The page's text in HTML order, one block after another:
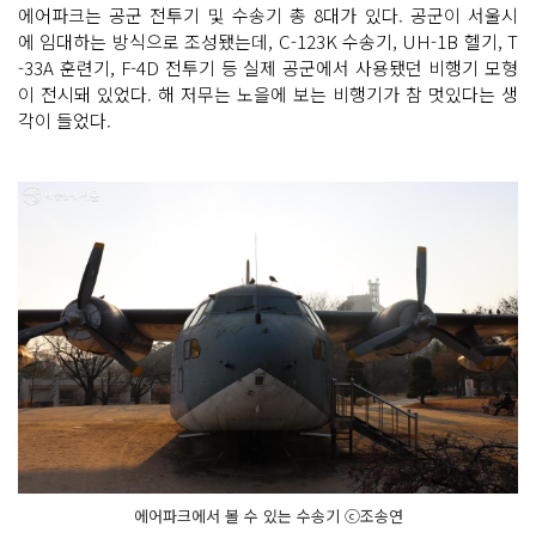
에어파크는 공군 전투기 및 수송기 총 8대가 있다. 공군이 서울시
에 임대하는 방식으로 조성됐는데, C-123K 수송기, UH-1B 헬기, T
-33A 훈련기, F-4D 전투기 등 실제 공군에서 사용됐던 비행기 모형
이 전시돼 있었다. 해 저무는 노을에 보는 비행기가 참 멋있다는 생
각이 들었다.
에어파크에서 볼 수 있는 수송기 ⓒ조송연